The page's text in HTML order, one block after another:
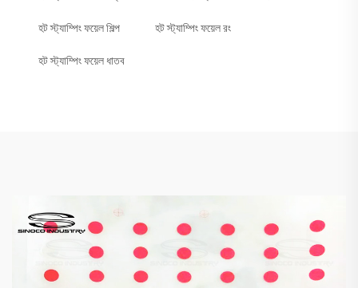
হট স্ট্যাম্পিং ফয়েল শিল্প হট স্ট্যাম্পিং ফয়েল রং
হট স্ট্যাম্পিং ফয়েল ধাতব